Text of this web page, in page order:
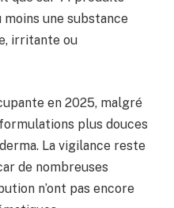
une substance
irritante ou
en 2025, malgré
plus douces
La vigilance reste
de nombreuses
n’ont pas encore